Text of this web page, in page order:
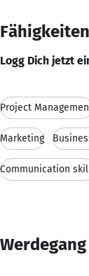
Logg Dich jetzt
Project
Marketing
Communication
Werdegang